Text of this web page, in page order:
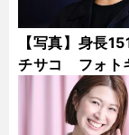
【写真】身長
チサコ フォト